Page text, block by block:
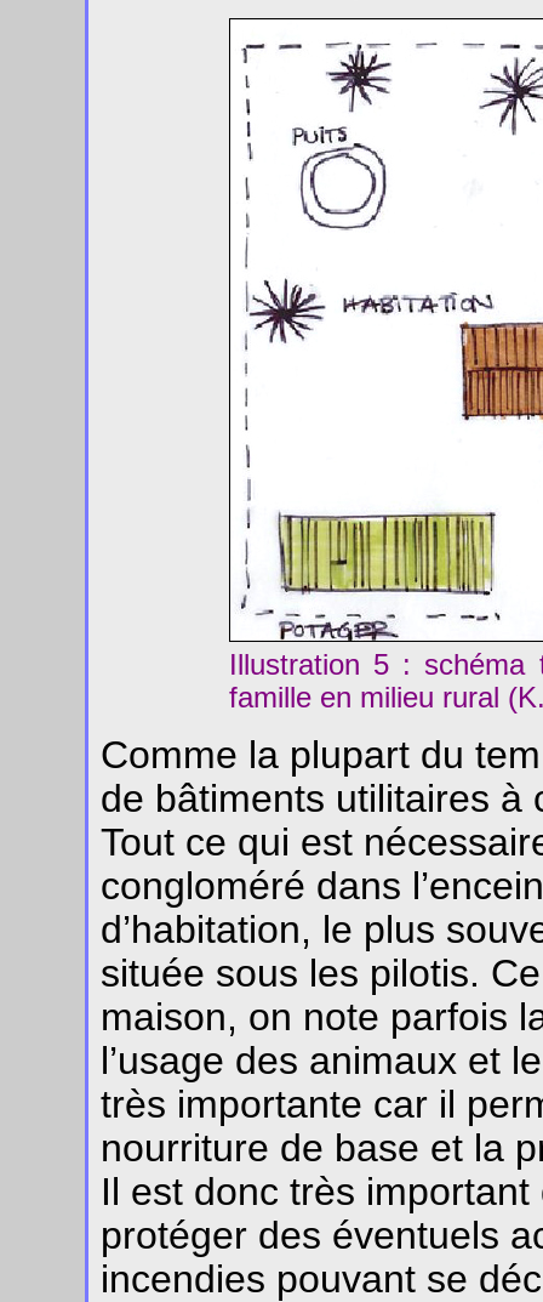
Illustration 5 : schéma
famille en milieu rural
Comme la plupart du
de bâtiments utilitaires à
Tout ce qui est
congloméré dans
d’habitation, le plus
située sous les pilotis.
maison, on note parfois
l’usage des animaux et
très importante car il
nourriture de base et la
Il est donc très
protéger des éventuels
incendies pouvant se